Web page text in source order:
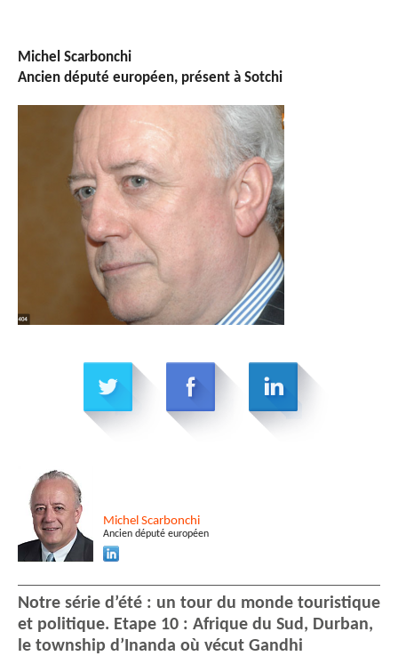
Michel Scarbonchi
Ancien député européen, présent à Sotchi
Michel Scarbonchi
Ancien député européen
Notre série d’été : un tour du monde touristique
et politique. Etape 10 : Afrique du Sud, Durban,
le township d’Inanda où vécut Gandhi